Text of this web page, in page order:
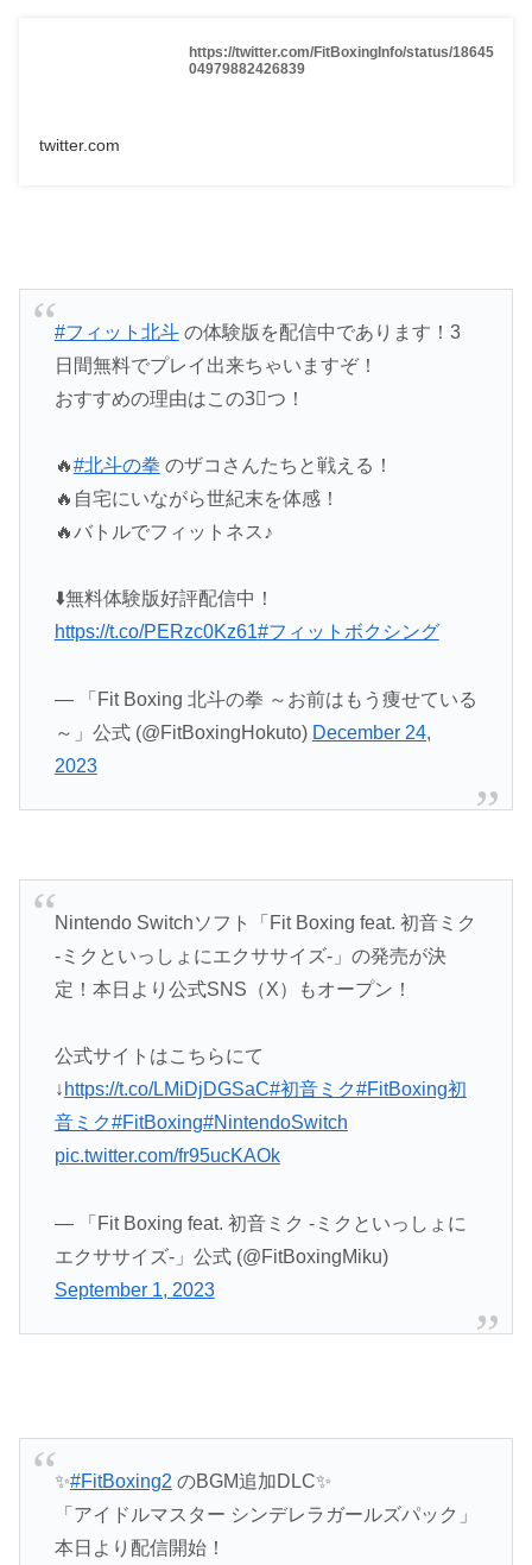
https://twitter.com/FitBoxingInfo/status/18645
04979882426839
twitter.com
#フィット北斗の体験版を配信中であります！3
日間無料でプレイ出来ちゃいますぞ！
おすすめの理由はこの3⃣つ！
🔥#北斗の拳 のザコさんたちと戦える！
🔥自宅にいながら世紀末を体感！
🔥バトルでフィットネス♪
⬇️無料体験版好評配信中！
https://t.co/PERzc0Kz61#フィットボクシング
— 「Fit Boxing 北斗の拳 ～お前はもう痩せている
～」公式 (@FitBoxingHokuto) December 24,
2023
Nintendo Switchソフト「Fit Boxing feat. 初音ミク
-ミクといっしょにエクササイズ-」の発売が決
定！本日より公式SNS（X）もオープン！
公式サイトはこちらにて
↓ https://t.co/LMiDjDGSaC#初音ミク#FitBoxing初
音ミク#FitBoxing#NintendoSwitch
pic.twitter.com/fr95ucKAOk
— 「Fit Boxing feat. 初音ミク -ミクといっしょに
エクササイズ-」公式 (@FitBoxingMiku)
September 1, 2023
✨#FitBoxing2 のBGM追加DLC✨
「アイドルマスター シンデレラガールズパック」
本日より配信開始！